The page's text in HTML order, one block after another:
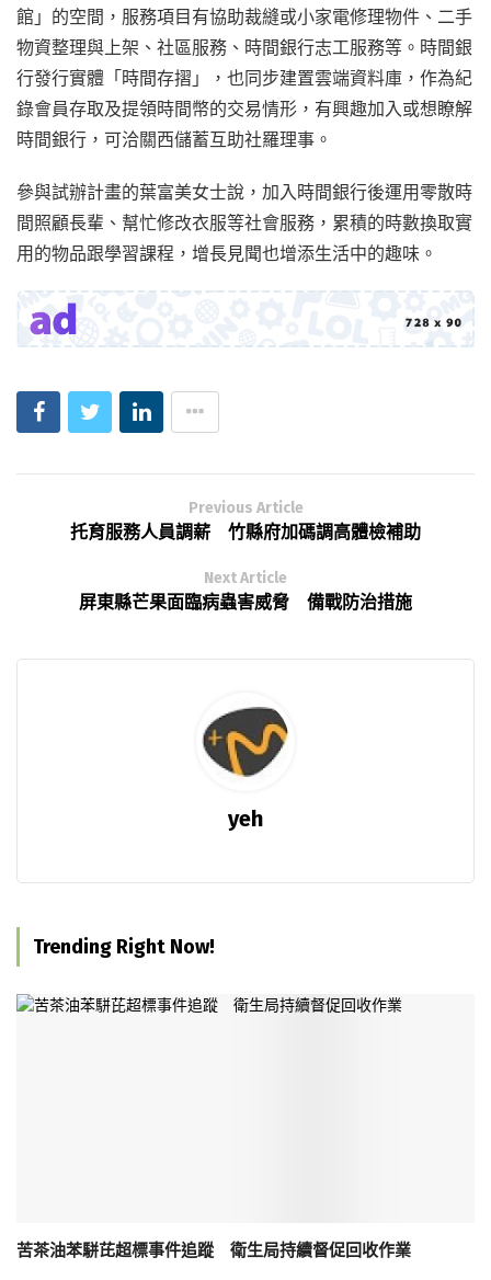
館」的空間，服務項目有協助裁縫或小家電修理物件、二手
物資整理與上架、社區服務、時間銀行志工服務等。時間銀
行發行實體「時間存摺」，也同步建置雲端資料庫，作為紀
錄會員存取及提領時間幣的交易情形，有興趣加入或想瞭解
時間銀行，可洽關西儲蓄互助社羅理事 。
參與試辦計畫的葉富美女士說，加入時間銀行後運用零散時
間照顧長輩、幫忙修改衣服等社會服務，累積的時數換取實
用的物品跟學習課程，增長見聞也增添生活中的趣味。
Previous Article
托育服務人員調薪 竹縣府加碼調高體檢補助
Next Article
屏東縣芒果面臨病蟲害威脅 備戰防治措施
yeh
Trending Right Now!
苦茶油苯駢芘超標事件追蹤 衛生局持續督促回收作業